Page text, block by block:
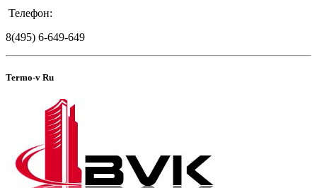
Телефон:
8(495) 6-649-649
Termo-v Ru